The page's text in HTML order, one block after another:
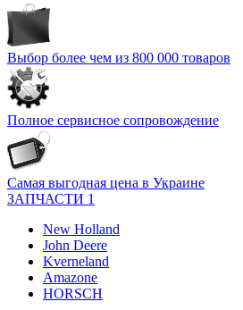
Выбор более чем из 800 000 товаров
Полное сервисное сопровождение
Самая выгодная цена в Украине
ЗАПЧАСТИ 1
New Holland
John Deere
Kverneland
Amazone
HORSCH